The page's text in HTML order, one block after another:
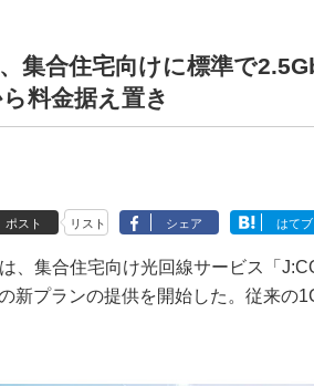
集合住宅向けに標準で
料金据え置き
ポスト リスト シェア はてブ
、集合住宅向け光回線サービス「
新プランの提供を開始した。従来の